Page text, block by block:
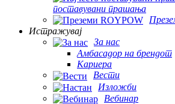
поставувани прашања
Истражувај
За нас
Амбасадор на брендот
Кариера
Вести
Изложби
Вебинар